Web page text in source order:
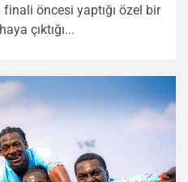
öncesi yaptığı özel bir
çıktığı...